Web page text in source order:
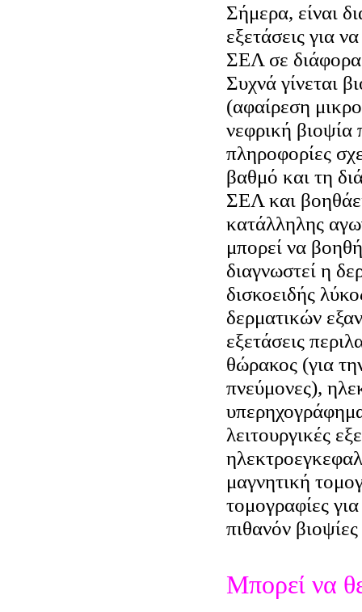
Σήμερα, είναι
εξετάσεις για
ΣΕΛ σε
Συχνά γίνεται
(αφαίρεση
νεφρική βιοψία
πληροφορίες
βαθμό και τη
ΣΕΛ και
κατάλληλης
μπορεί να
διαγνωστεί η
δισκοειδής
δερματικών
εξετάσεις
θώρακος (για
πνεύμονες),
λειτουργικές
μαγνητική
τομογραφίες
πιθανόν
Μπορεί να